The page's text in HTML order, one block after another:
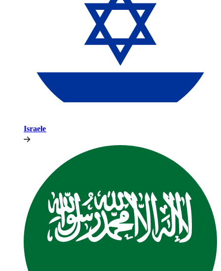
Israele​​